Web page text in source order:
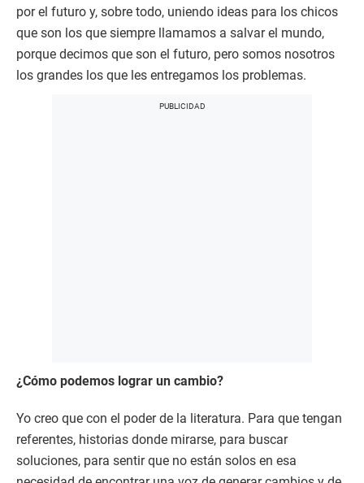
por el futuro y, sobre todo, uniendo ideas para los chicos
que son los que siempre llamamos a salvar el mundo,
porque decimos que son el futuro, pero somos nosotros
los grandes los que les entregamos los problemas.
¿Cómo podemos lograr un cambio?
Yo creo que con el poder de la literatura. Para que tengan
referentes, historias donde mirarse, para buscar
soluciones, para sentir que no están solos en esa